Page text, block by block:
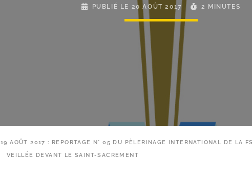
PUBLIÉ LE 20 AOÛT 2017 2 MINUTES
19 AOÛT 2017 : REPORTAGE N° 05 DU PÈLERINAGE INTERNATIONAL DE LA
VEILLÉE DEVANT LE SAINT-SACREMENT